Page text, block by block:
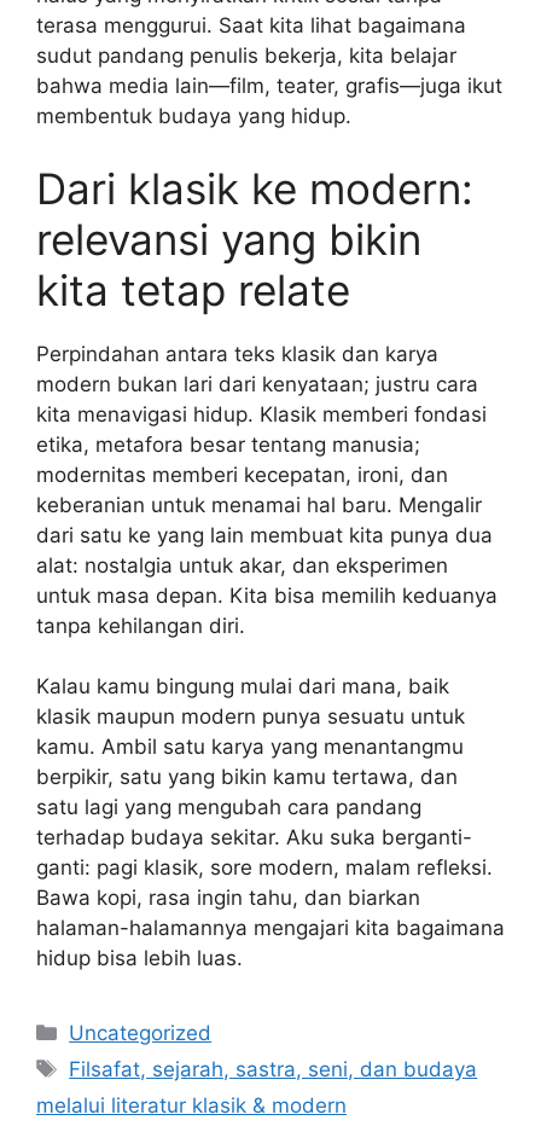
terasa menggurui. Saat kita lihat bagaimana
sudut pandang penulis bekerja, kita belajar
bahwa media lain—film, teater, grafis—juga ikut
membentuk budaya yang hidup.
Dari klasik ke modern:
relevansi yang bikin
kita tetap relate
Perpindahan antara teks klasik dan karya
modern bukan lari dari kenyataan; justru cara
kita menavigasi hidup. Klasik memberi fondasi
etika, metafora besar tentang manusia;
modernitas memberi kecepatan, ironi, dan
keberanian untuk menamai hal baru. Mengalir
dari satu ke yang lain membuat kita punya dua
alat: nostalgia untuk akar, dan eksperimen
untuk masa depan. Kita bisa memilih keduanya
tanpa kehilangan diri.
Kalau kamu bingung mulai dari mana, baik
klasik maupun modern punya sesuatu untuk
kamu. Ambil satu karya yang menantangmu
berpikir, satu yang bikin kamu tertawa, dan
satu lagi yang mengubah cara pandang
terhadap budaya sekitar. Aku suka berganti-
ganti: pagi klasik, sore modern, malam refleksi.
Bawa kopi, rasa ingin tahu, dan biarkan
halaman-halamannya mengajari kita bagaimana
hidup bisa lebih luas.
Categories
Uncategorized
Tags
Filsafat, sejarah, sastra, seni, dan budaya
melalui literatur klasik & modern